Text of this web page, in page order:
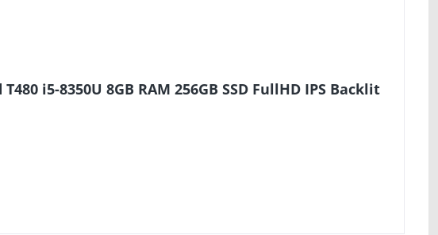
i5-8350U 8GB RAM 256GB SSD FullHD IPS Backlit